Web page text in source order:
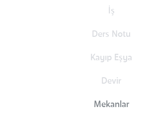
İş
Ders Notu
Kayıp Eşya
Devir
Mekanlar